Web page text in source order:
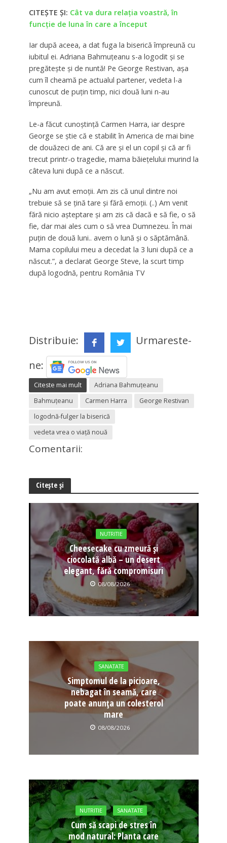
CITEȘTE ȘI: Cât va dura relația voastră, în
funcție de luna în care a început
Iar după aceea, a dat fuga la biserică împreună cu
iubitul ei. Adriana Bahmuțeanu s-a logodit și se
pregătește și de nuntă! Pe George Restivan, așa
cum îl cheamă pe actualul partener, vedeta l-a
cunoscut de puțin timp, nici două luni n-au
împreună.
Le-a făcut cunoștință Carmen Harra, iar despre
George se știe că e stabilit în America de mai bine
de douăzeci de ani. Că are și el un copil și că ar fi
trecut printr-o tragedie, mama băiețelului murind la
câteva luni după ce a născut.
„Nu am avut emoții. Am zis că unul dintre noi
trebuie să se țină tare și fără emoții. (..) Am venit
fără nicio așteptare și am zis că dacă e să fie, o să
fie, dar mai ales cum o să vrea Dumnezeu. În mai
puțin de două luni.. avem o lună și o săptămână.
Mama copilului meu a decedat la 3 luni după ce a
născut.”, a declarat George Steve, la scurt timp
după logodnă, pentru România TV
Distribuie:
Urmareste-
ne:
Citeste mai mult
Adriana Bahmuţeanu
Bahmuțeanu
Carmen Harra
George Restivan
logodnă-fulger la biserică
vedeta vrea o viață nouă
Comentarii:
Citește și
NUTRITIE
Cheesecake cu zmeură și
ciocolată albă – un desert
elegant, fără compromisuri
08/08/2026
SANATATE
Simptomul de la picioare,
nebagat în seamă, care
poate anunța un colesterol
mare
08/08/2026
NUTRITIE SANATATE
Cum să scapi de stres în
mod natural: Planta care